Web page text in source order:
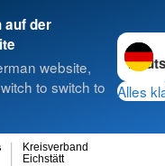
auf der
website,
to switch to
Alles
Eichstätt
Kreisverband